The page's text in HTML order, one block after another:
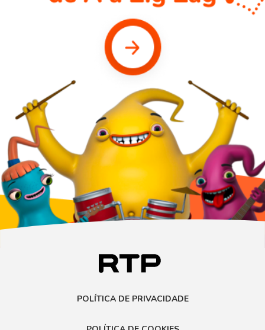
POLÍTICA DE PRIVACIDADE